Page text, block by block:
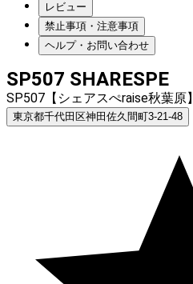
レビュー
禁止事項・注意事項
ヘルプ・お問い合わせ
SP507 SHARESPE
SP507【シェアスぺraise秋葉原】
東京都千代田区神田佐久間町3-21-48